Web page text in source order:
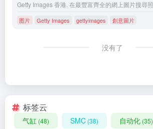
图片 Getty Images gettyimages 創意圖片
没有了
标签云
气缸 (48) SMC (38) 自动化 (35)